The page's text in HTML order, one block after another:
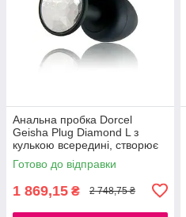
Анальна пробка Dorcel
Geisha Plug Diamond L з
кулькою всередині, створює
вібрації, макс. діаметр 4см
777Store.com.ua
Готово до відправки
1 869,15 ₴ 2 748,75 ₴